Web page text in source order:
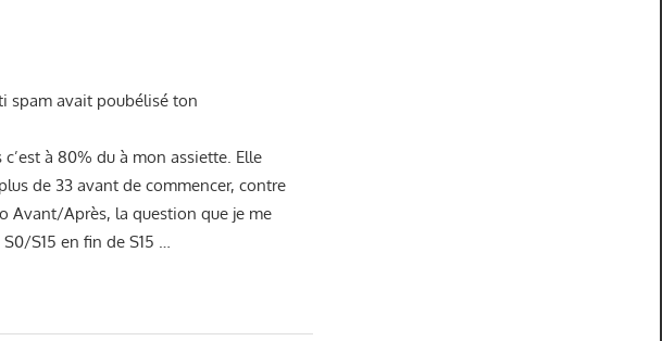
spam avait poubélisé ton
à 80% du à mon assiette. Elle
de 33 avant de commencer, contre
Avant/Après, la question que je me
S15 en fin de S15 …